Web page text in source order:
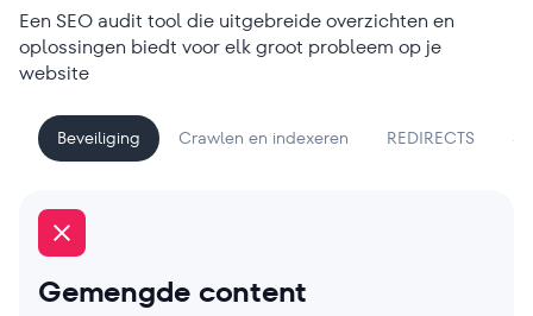
Een SEO audit tool die uitgebreide overzichten en
oplossingen biedt voor elk groot probleem op je
website
Beveiliging Crawlen en indexeren REDIRECTS
Gemengde content